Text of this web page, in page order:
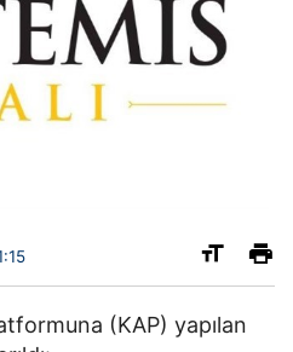
(KAP) yapılan